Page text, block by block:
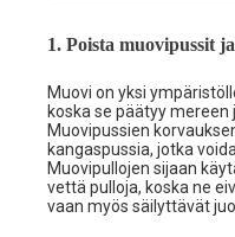
1. Poista muovipussit
Muovi on yksi
koska se päätyy
Muovipussien
kangaspussia, jotka
Muovipullojen sijaan
vettä pulloja, koska ne
vaan myös säilyttävät